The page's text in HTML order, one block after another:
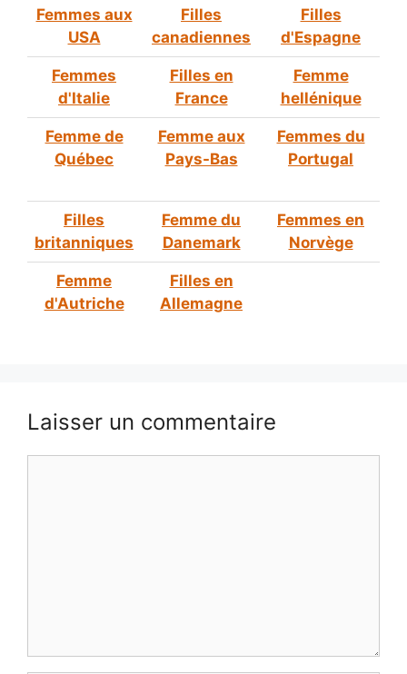
Femmes aux
USA
Filles
canadiennes
Filles
d'Espagne
Femmes
d'Italie
Filles en
France
Femme
hellénique
Femme de
Québec
Femme aux
Pays-Bas
Femmes du
Portugal
Filles
britanniques
Femme du
Danemark
Femmes en
Norvège
Femme
d'Autriche
Filles en
Allemagne
Laisser un commentaire